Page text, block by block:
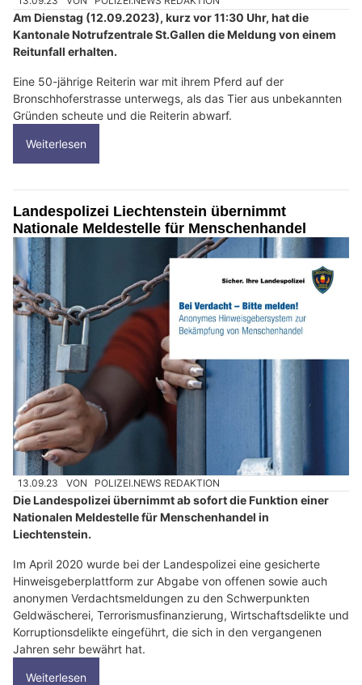
Am Dienstag (12.09.2023), kurz vor 11:30 Uhr, hat die
Kantonale Notrufzentrale St.Gallen die Meldung von einem
Reitunfall erhalten.
Eine 50-jährige Reiterin war mit ihrem Pferd auf der
Bronschhoferstrasse unterwegs, als das Tier aus unbekannten
Gründen scheute und die Reiterin abwarf.
Weiterlesen
Landespolizei Liechtenstein übernimmt
Nationale Meldestelle für Menschenhandel
13.09.23 VON POLIZEI.NEWS REDAKTION
Die Landespolizei übernimmt ab sofort die Funktion einer
Nationalen Meldestelle für Menschenhandel in
Liechtenstein.
Im April 2020 wurde bei der Landespolizei eine gesicherte
Hinweisgeberplattform zur Abgabe von offenen sowie auch
anonymen Verdachtsmeldungen zu den Schwerpunkten
Geldwäscherei, Terrorismusfinanzierung, Wirtschaftsdelikte und
Korruptionsdelikte eingeführt, die sich in den vergangenen
Jahren sehr bewährt hat.
Weiterlesen